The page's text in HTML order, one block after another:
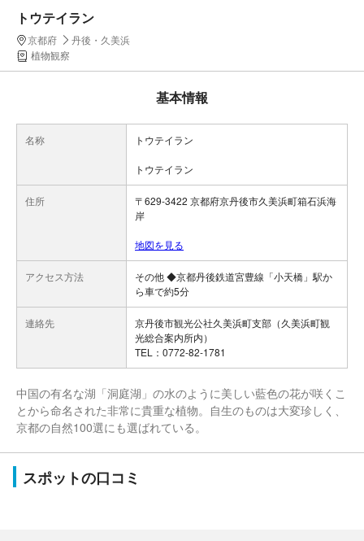
トウテイラン
京都府
丹後・久美浜
植物観察
基本情報
名称 トウテイラン
トウテイラン
住所
〒629-3422 京都府京丹後市久美浜町箱石浜海
岸
地図を見る
アクセス方法
その他 ◆京都丹後鉄道宮豊線「小天橋」駅か
ら車で約5分
連絡先
京丹後市観光公社久美浜町支部（久美浜町観
光総合案内所内）
TEL：0772-82-1781
中国の有名な湖「洞庭湖」の水のように美しい藍色の花が咲くこ
とから命名された非常に貴重な植物。自生のものは大変珍しく、
京都の自然100選にも選ばれている。
スポットの口コミ